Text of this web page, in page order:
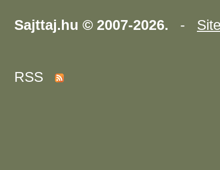
Sajttaj.hu © 2007-2026. -
RSS